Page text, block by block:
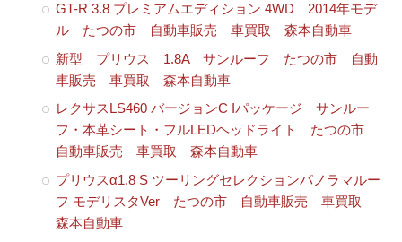
GT-R 3.8 プレミアムエディション 4WD 2014年モデ
ル たつの市 自動車販売 車買取 森本自動車
新型 プリウス 1.8A サンルーフ たつの市 自動
車販売 車買取 森本自動車
レクサスLS460 バージョンC Iパッケージ サンルー
フ・本革シート・フルLEDヘッドライト たつの市
自動車販売 車買取 森本自動車
プリウスα1.8 S ツーリングセレクションパノラマルー
フ モデリスタVer たつの市 自動車販売 車買取
森本自動車